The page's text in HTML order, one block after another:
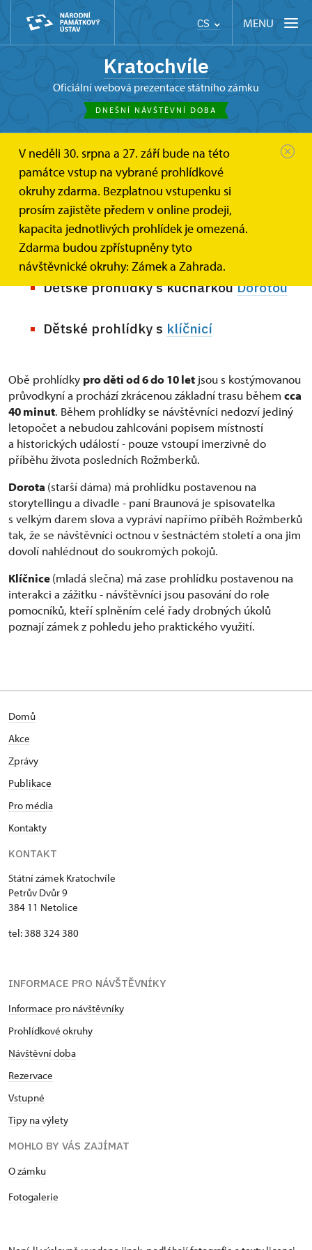
CS MENU
Kratochvíle
oficiální webová prezentace státního zámku
DNEŠNÍ NÁVŠTĚVNÍ DOBA
V neděli 30. srpna a 27. září bude na této
památce vstup na vybrané prohlídkové
okruhy zdarma. Bezplatnou vstupenku si
prosím zajistěte předem v online prodeji,
kapacita jednotlivých prohlídek je omezená.
Zdarma budou zpřístupněny tyto
návštěvnické okruhy: Zámek a Zahrada.
Kratochvíle Pro děti
Prohlídky pro rodiny s dětmi
V letošním roce nabízíme originální prohlídky pro rodiče
s dětmi:
Dětské prohlídky s kuchařkouDorotou
Dětské prohlídky s klíčnicí
Obě prohlídky pro děti od 6 do 10 let jsou s kostýmovanou
průvodkyní a prochází zkrácenou základní trasu během cca
40 minut. Během prohlídky se návštěvníci nedozví jediný
letopočet a nebudou zahlcováni popisem místností
a historických událostí - pouze vstoupí imerzivně do
příběhu života posledních Rožmberků.
Dorota (starší dáma) má prohlídku postavenou na
storytellingu a divadle - paní Braunová je spisovatelka
s velkým darem slova a vypráví napřímo příběh Rožmberků
tak, že se návštěvníci octnou v šestnáctém století a ona jim
dovolí nahlédnout do soukromých pokojů.
Klíčnice(mladá slečna) má zase prohlídku postavenou na
interakci a zážitku - návštěvníci jsou pasování do role
pomocníků, kteří splněním celé řady drobných úkolů
poznají zámek z pohledu jeho praktického využití.
Domů
Akce
Zprávy
Publikace
Pro média
Kontakty
KONTAKT
Státní zámek Kratochvíle
Petrův Dvůr 9
384 11 Netolice
tel: 388 324 380
INFORMACE PRO NÁVŠTĚVNÍKY
Informace pro návštěvníky
Prohlídkové okruhy
Návštěvní doba
Rezervace
Vstupné
Tipy na výlety
MOHLO BY VÁS ZAJÍMAT
​​​​​​O zámku
Fotogalerie